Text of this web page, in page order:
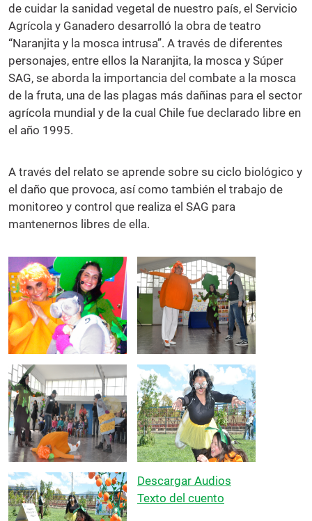
de cuidar la sanidad vegetal de nuestro país, el Servicio
Agrícola y Ganadero desarrolló la obra de teatro
“Naranjita y la mosca intrusa”. A través de diferentes
personajes, entre ellos la Naranjita, la mosca y Súper
SAG, se aborda la importancia del combate a la mosca
de la fruta, una de las plagas más dañinas para el sector
agrícola mundial y de la cual Chile fue declarado libre en
el año 1995.
A través del relato se aprende sobre su ciclo biológico y
el daño que provoca, así como también el trabajo de
monitoreo y control que realiza el SAG para
mantenernos libres de ella.
Descargar Audios
Texto del cuento